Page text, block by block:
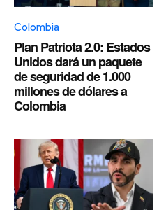
Colombia
Plan Patriota 2.0: Estados
Unidos dará un paquete
de seguridad de 1.000
millones de dólares a
Colombia